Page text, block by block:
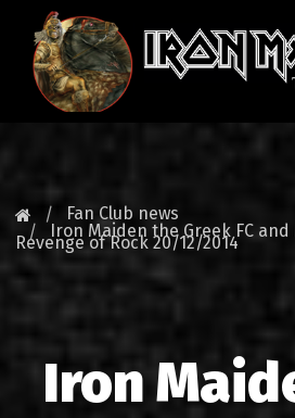
Fan Club news
Iron Maiden the Greek FC
Revenge of Rock 20/12/2014
Iron